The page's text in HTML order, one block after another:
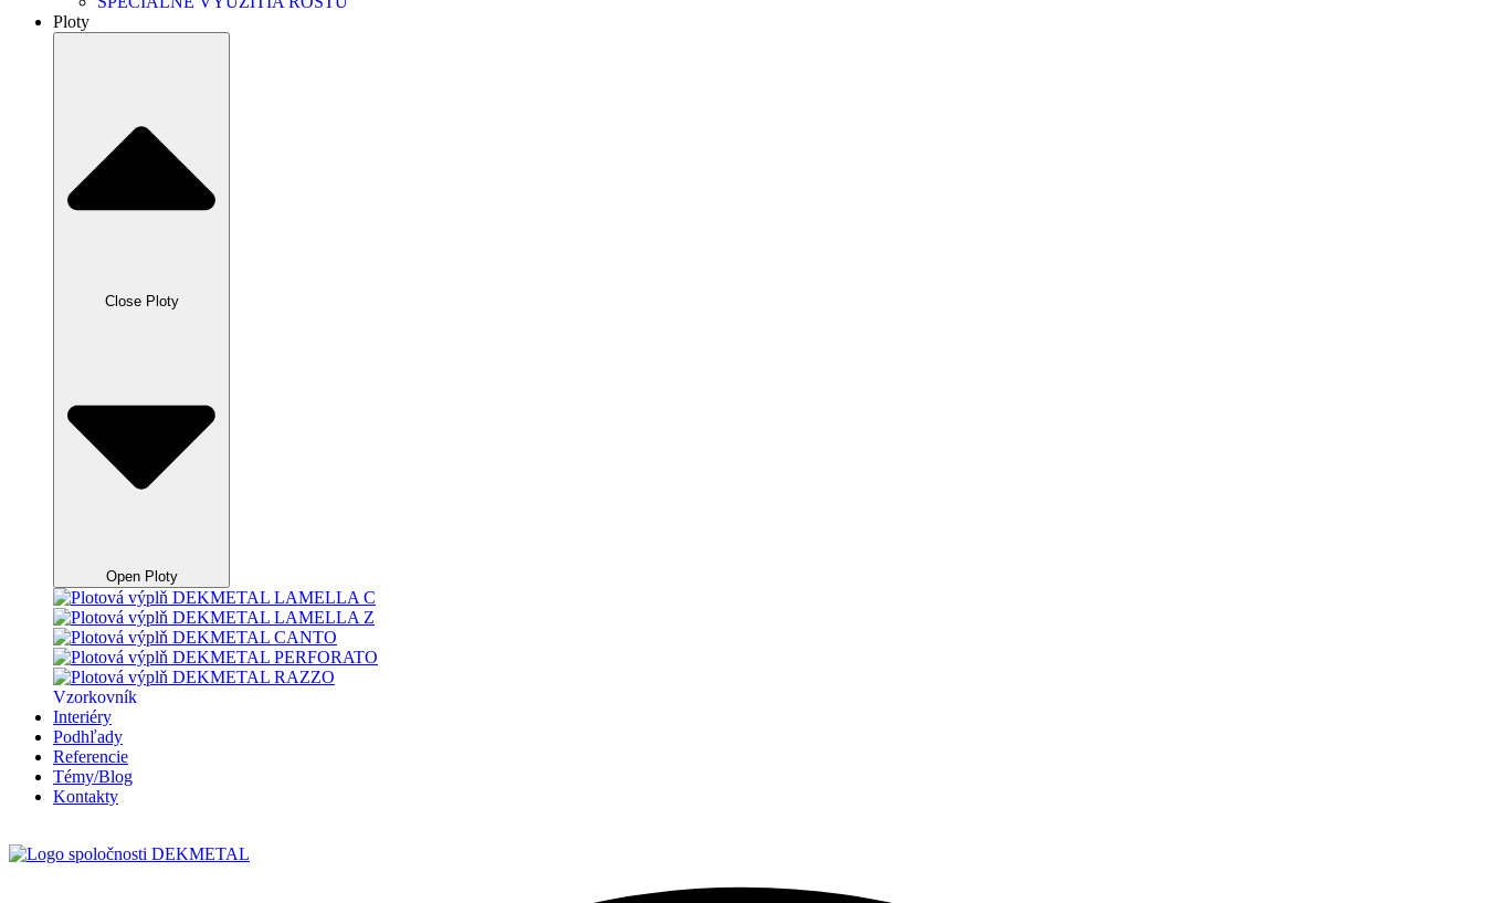
Ploty
Close Ploty
Open Ploty
Vzorkovník
Interiéry
Podhľady
Referencie
Témy/Blog
Kontakty